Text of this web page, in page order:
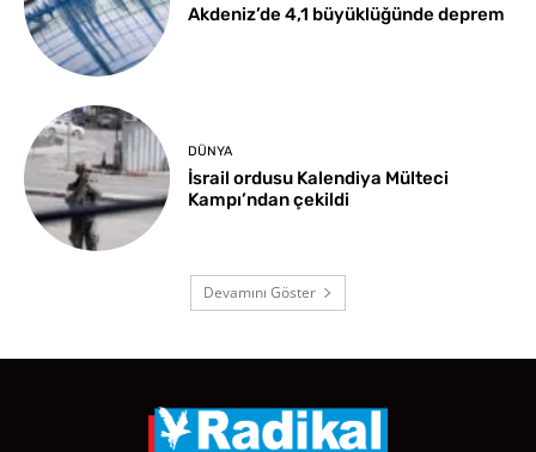
Akdeniz’de 4,1 büyüklüğünde deprem
DÜNYA
İsrail ordusu Kalendiya Mülteci
Kampı’ndan çekildi
Devamını Göster